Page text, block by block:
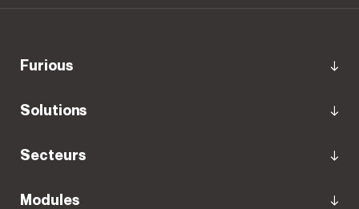
furious
Solutions
Secteurs
Modules